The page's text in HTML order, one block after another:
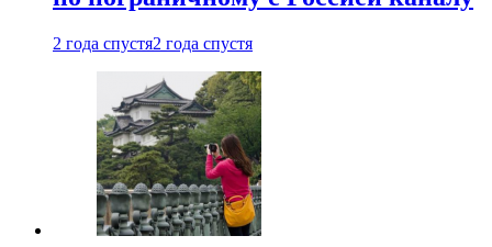
2 года спустя2 года спустя